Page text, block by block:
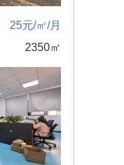
25元/㎡/月
2350㎡